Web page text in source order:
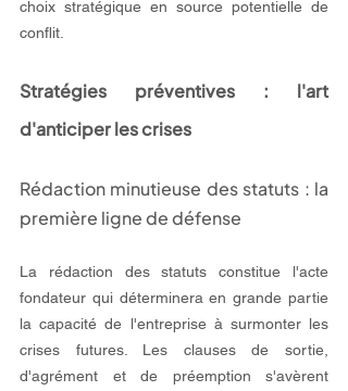
choix stratégique en source potentielle de
conflit.
Stratégies préventives : l'art
d'anticiper les crises
Rédaction minutieuse des statuts : la
première ligne de défense
La rédaction des statuts constitue l'acte
fondateur qui déterminera en grande partie
la capacité de l'entreprise à surmonter les
crises futures. Les clauses de sortie,
d'agrément et de préemption s'avèrent